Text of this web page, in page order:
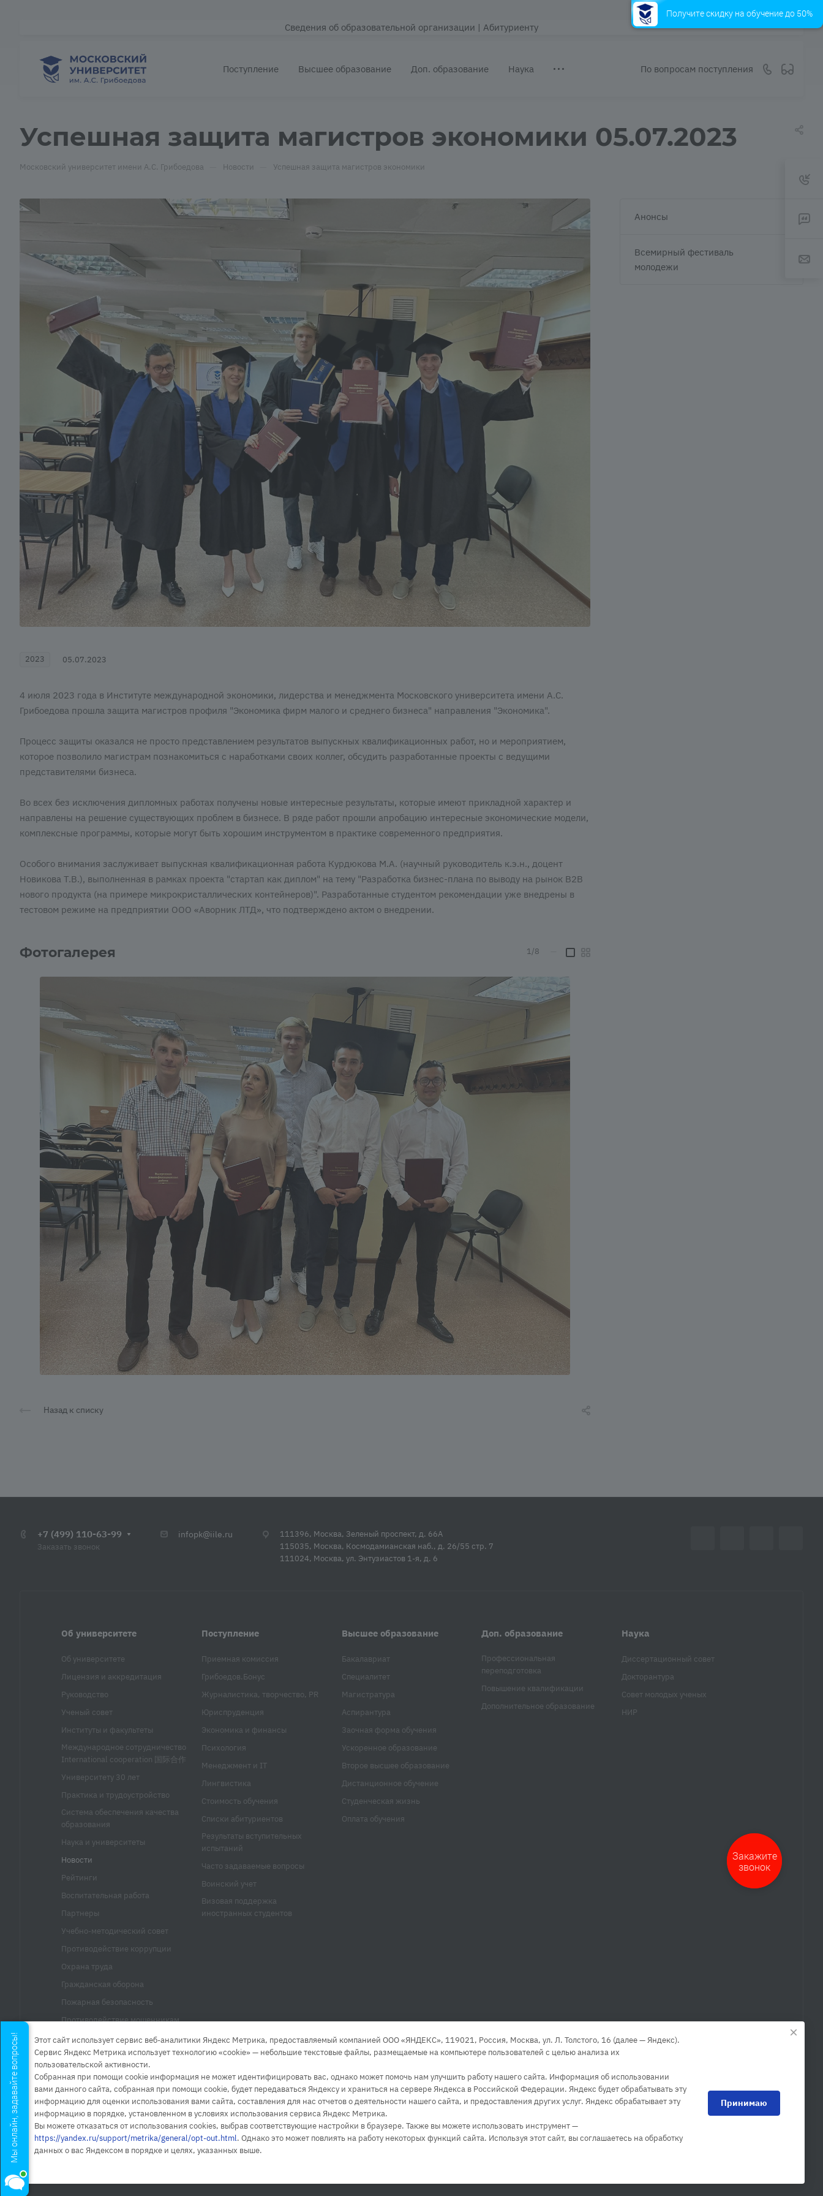
Сведения об образовательной организации | Абитуриенту
Поступление Высшее образование Доп. образование Наука По вопросам поступления
Успешная защита магистров экономики 05.07.2023
Московский университет имени А.С. Грибоедова Новости Успешная защита магистров экономики
2023 05.07.2023
4 июля 2023 года в Институте международной экономики, лидерства и менеджмента Московского университета имени А.С.
Грибоедова прошла защита магистров профиля "Экономика фирм малого и среднего бизнеса" направления "Экономика".
Процесс защиты оказался не просто представлением результатов выпускных квалификационных работ, но и мероприятием,
которое позволило магистрам познакомиться с наработками своих коллег, обсудить разработанные проекты с ведущими
представителями бизнеса.
Во всех без исключения дипломных работах получены новые интересные результаты, которые имеют прикладной характер и
направлены на решение существующих проблем в бизнесе. В ряде работ прошли апробацию интересные экономические модели,
комплексные программы, которые могут быть хорошим инструментом в практике современного предприятия.
Особого внимания заслуживает выпускная квалификационная работа Курдюкова М.А. (научный руководитель к.э.н., доцент
Новикова Т.В.), выполненная в рамках проекта "стартап как диплом" на тему "Разработка бизнес-плана по выводу на рынок В2В
нового продукта (на примере микрокристаллических контейнеров)". Разработанные студентом рекомендации уже внедрены в
тестовом режиме на предприятии ООО «Аворник ЛТД», что подтверждено актом о внедрении.
Фотогалерея 1/8
Назад к списку
Анонсы
Всемирный фестиваль
молодежи
+7 (499) 110-63-99
Заказать звонок
infopk@iile.ru
111396, Москва, Зеленый проспект, д. 66А
115035, Москва, Космодамианская наб., д. 26/55 стр. 7
111024, Москва, ул. Энтузиастов 1-я, д. 6
Об университете
Об университете
Лицензия и аккредитация
Руководство
Ученый совет
Институты и факультеты
Международное сотрудничество
International cooperation 国际合作
Университету 30 лет
Практика и трудоустройство
Система обеспечения качества
образования
Наука и университеты
Новости
Рейтинги
Воспитательная работа
Партнеры
Учебно-методический совет
Противодействие коррупции
Охрана труда
Гражданская оборона
Пожарная безопасность
Противодействие мошенникам
Прием граждан
Контакты
Поступление
Приемная комиссия
Грибоедов.Бонус
Журналистика, творчество, PR
Юриспруденция
Экономика и финансы
Психология
Менеджмент и IT
Лингвистика
Стоимость обучения
Списки абитуриентов
Результаты вступительных
испытаний
Часто задаваемые вопросы
Воинский учет
Визовая поддержка
иностранных студентов
Высшее образование
Бакалавриат
Специалитет
Магистратура
Аспирантура
Заочная форма обучения
Ускоренное образование
Второе высшее образование
Дистанционное обучение
Студенческая жизнь
Оплата обучения
Доп. образование
Профессиональная
переподготовка
Повышение квалификации
Дополнительное образование
Наука
Диссертационный совет
Докторантура
Совет молодых ученых
НИР
1998 - 2026 © «ИМПЭ имени А.С. ГРИБОЕДОВА»
Этот сайт использует сервис веб-аналитики Яндекс Метрика, предоставляемый компанией ООО «ЯНДЕКС», 119021, Россия, Москва, ул. Л. Толстого, 16 (далее — Яндекс).
Сервис Яндекс Метрика использует технологию «cookie» — небольшие текстовые файлы, размещаемые на компьютере пользователей с целью анализа их
пользовательской активности.
Собранная при помощи cookie информация не может идентифицировать вас, однако может помочь нам улучшить работу нашего сайта. Информация об использовании
вами данного сайта, собранная при помощи cookie, будет передаваться Яндексу и храниться на сервере Яндекса в Российской Федерации. Яндекс будет обрабатывать эту
информацию для оценки использования вами сайта, составления для нас отчетов о деятельности нашего сайта, и предоставления других услуг. Яндекс обрабатывает эту
информацию в порядке, установленном в условиях использования сервиса Яндекс Метрика.
Вы можете отказаться от использования cookies, выбрав соответствующие настройки в браузере. Также вы можете использовать инструмент —
https://yandex.ru/support/metrika/general/opt-out.html. Однако это может повлиять на работу некоторых функций сайта. Используя этот сайт, вы соглашаетесь на обработку
данных о вас Яндексом в порядке и целях, указанных выше.
Принимаю
Получите скидку на обучение до 50%
Мы онлайн, задавайте вопросы!
Специалист приемной комиссии
Здравствуйте!
Ксенияпечатает...